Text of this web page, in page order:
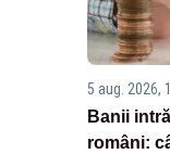
5 aug. 2026,
Banii
români: